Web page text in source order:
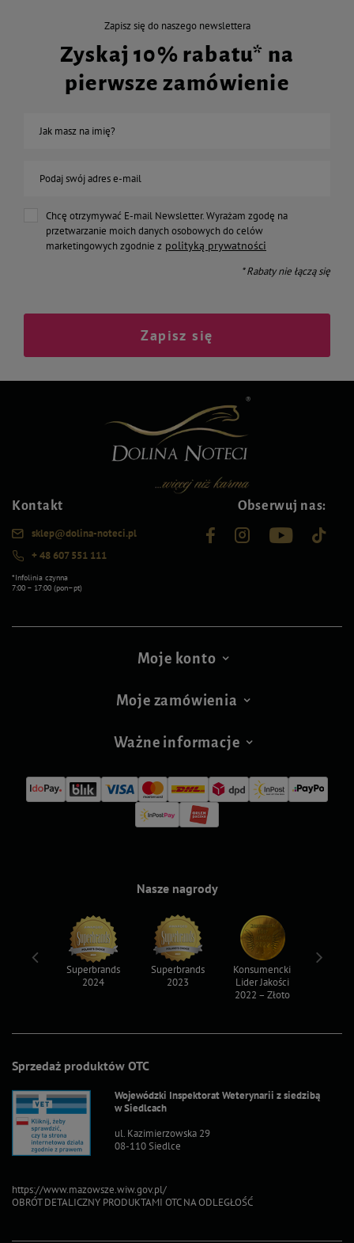
Zapisz się do naszego newslettera
Zyskaj 10% rabatu* na
pierwsze zamówienie
Jak masz na imię?
Podaj swój adres e-mail
Chcę otrzymywać E-mail Newsletter. Wyrażam zgodę na
przetwarzanie moich danych osobowych do celów
marketingowych zgodnie z polityką prywatności
* Rabaty nie łączą się
Zapisz się
Kontakt
sklep@dolina-noteci.pl
+ 48 607 551 111
*Infolinia czynna
7:00 – 17:00 (pon–pt)
Obserwuj nas:
Moje konto
Moje zamówienia
Ważne informacje
Sprzedaż produktów OTC
Wojewódzki Inspektorat Weterynarii z siedzibą
w Siedlcach
ul. Kazimierzowska 29
08-110 Siedlce
https://www.mazowsze.wiw.gov.pl/
OBRÓT DETALICZNY PRODUKTAMI OTC NA ODLEGŁOŚĆ
Nasze nagrody
Superbrands
2024
Superbrands
2023
Konsumencki
Lider Jakości
2022 – Złoto